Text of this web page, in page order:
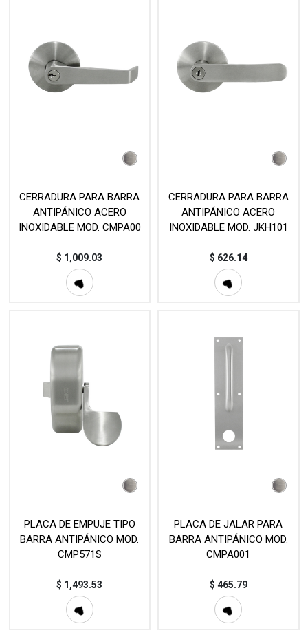
CERRADURA PARA BARRA
ANTIPÁNICO ACERO
INOXIDABLE MOD. CMPA00
$ 1,009.03
CERRADURA PARA BARRA
ANTIPÁNICO ACERO
INOXIDABLE MOD. JKH101
$ 626.14
PLACA DE EMPUJE TIPO
BARRA ANTIPÁNICO MOD.
CMP571S
$ 1,493.53
PLACA DE JALAR PARA
BARRA ANTIPÁNICO MOD.
CMPA001
$ 465.79